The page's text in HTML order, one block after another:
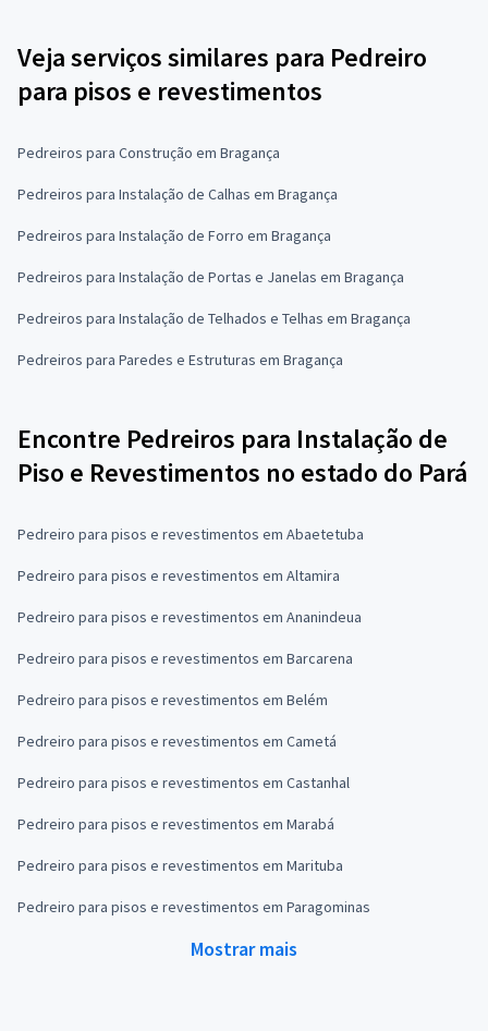
Veja serviços similares para Pedreiro
para pisos e revestimentos
Pedreiros para Construção em Bragança
Pedreiros para Instalação de Calhas em Bragança
Pedreiros para Instalação de Forro em Bragança
Pedreiros para Instalação de Portas e Janelas em Bragança
Pedreiros para Instalação de Telhados e Telhas em Bragança
Pedreiros para Paredes e Estruturas em Bragança
Encontre Pedreiros para Instalação de
Piso e Revestimentos no estado do Pará
Pedreiro para pisos e revestimentos em Abaetetuba
Pedreiro para pisos e revestimentos em Altamira
Pedreiro para pisos e revestimentos em Ananindeua
Pedreiro para pisos e revestimentos em Barcarena
Pedreiro para pisos e revestimentos em Belém
Pedreiro para pisos e revestimentos em Cametá
Pedreiro para pisos e revestimentos em Castanhal
Pedreiro para pisos e revestimentos em Marabá
Pedreiro para pisos e revestimentos em Marituba
Pedreiro para pisos e revestimentos em Paragominas
Mostrar mais